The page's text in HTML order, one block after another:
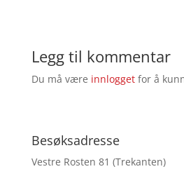
Legg til kommentar
Du må være innloggetfor å
Besøksadresse
Vestre Rosten 81 (Trekanten)